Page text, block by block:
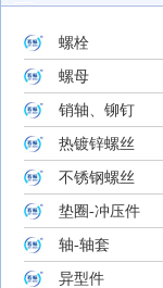
螺栓
螺母
销轴、铆钉
热镀锌螺丝
不锈钢螺丝
垫圈-冲压件
轴-轴套
异型件